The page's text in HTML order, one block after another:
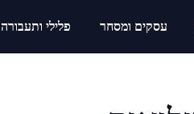
עסקים ומסחר פלילי ותעבורה